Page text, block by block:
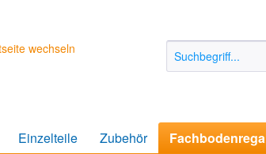
Einzelteile Zubehör